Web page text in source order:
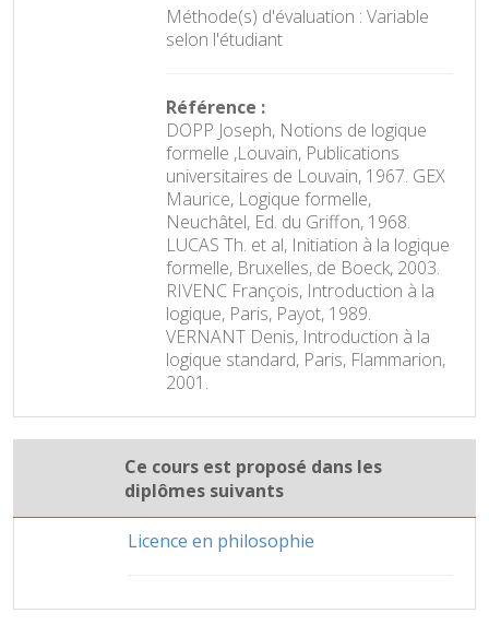
Méthode(s) d'évaluation : Variable
selon l'étudiant
Référence :
DOPP Joseph, Notions de logique
formelle ,Louvain, Publications
universitaires de Louvain, 1967. GEX
Maurice, Logique formelle,
Neuchâtel, Ed. du Griffon, 1968.
LUCAS Th. et al, Initiation à la logique
formelle, Bruxelles, de Boeck, 2003.
RIVENC François, Introduction à la
logique, Paris, Payot, 1989.
VERNANT Denis, Introduction à la
logique standard, Paris, Flammarion,
2001.
Ce cours est proposé dans les
diplômes suivants
Licence en philosophie